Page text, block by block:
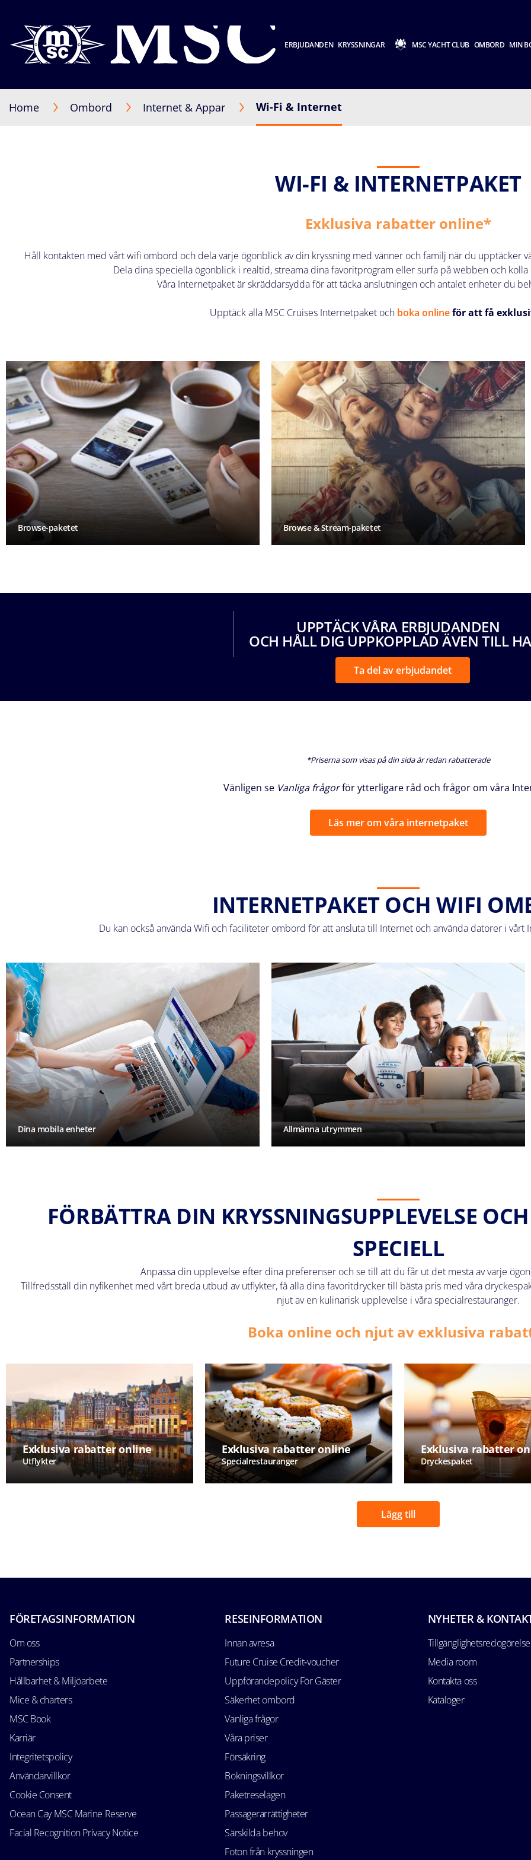
ERBJUDANDEN KRYSSNINGAR MSC YACHT CLUB OMBORD MIN
Home Ombord Internet & Appar Wi-Fi & Internet
WI-FI & INTERNETPAKET
Exklusiva rabatter online*
Håll kontakten med vårt wifi ombord och dela varje ögonblick av din kryssning med vänner och familj när du upptäcker
Dela dina speciella ögonblick i realtid, streama dina favoritprogram eller surfa på webben och
Våra Internetpaket är skräddarsydda för att täcka anslutningen och antalet enheter du
Upptäck alla MSC Cruises Internetpaket och boka onlineför att få
Browse-paketet Browse & Stream-paketet
UPPTÄCK VÅRA ERBJUDANDEN
OCH HÅLL DIG UPPKOPPLAD ÄVEN TILL
Ta del av erbjudandet
*Priserna som visas på din sida är redan rabatterade
Vänligen se Vanliga frågorför ytterligare råd och frågor om våra
Läs mer om våra internetpaket
INTERNETPAKET OCH WIFI
Du kan också använda Wifi och faciliteter ombord för att ansluta till Internet och använda datorer i vårt
Dina mobila enheter Allmänna utrymmen
FÖRBÄTTRA DIN KRYSSNINGSUPPLEVELSE
SPECIELL
Anpassa din upplevelse efter dina preferenser och se till att du får ut det mesta av varje
Tillfredsställ din nyfikenhet med vårt breda utbud av utflykter, få alla dina favoritdrycker till bästa pris med våra
njut av en kulinarisk upplevelse i våra specialrestauranger.
Boka online och njut av exklusiva
Exklusiva rabatter online
Utflykter
Exklusiva rabatter online
Specialrestauranger
Exklusiva rabatter
Dryckespaket
Lägg till
FÖRETAGSINFORMATION
Om oss
Partnerships
Hållbarhet & Miljöarbete
Mice & charters
MSC Book
Karriär
Integritetspolicy
Användarvillkor
Cookie Consent
Ocean Cay MSC Marine Reserve
Facial Recognition Privacy Notice
RESEINFORMATION
Innan avresa
Future Cruise Credit‑voucher
Uppförandepolicy För Gäster
Säkerhet ombord
Vanliga frågor
Våra priser
Försäkring
Bokningsvillkor
Paketreselagen
Passagerarrättigheter
Särskilda behov
Foton från kryssningen
NYHETER &
Tillgänglighetsredogörelse
Media room
Kontakta oss
Kataloger